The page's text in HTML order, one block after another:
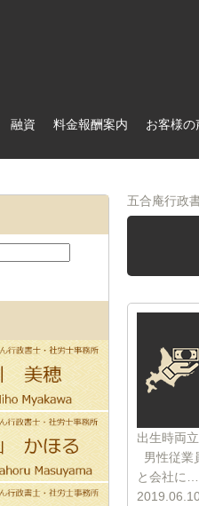
融資 料金報酬案内 お客様の
五合庵行政
出生時両
男性従業
と会社に…